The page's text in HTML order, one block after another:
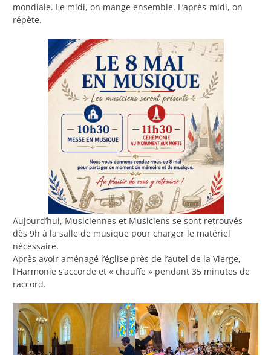
mondiale. Le midi, on mange ensemble. L’après-midi, on
répète.
Aujourd’hui, Musiciennes et Musiciens se sont retrouvés
dès 9h à la salle de musique pour charger le matériel
nécessaire.
Après avoir aménagé l’église près de l’autel de la Vierge,
l’Harmonie s’accorde et « chauffe » pendant 35 minutes de
raccord.